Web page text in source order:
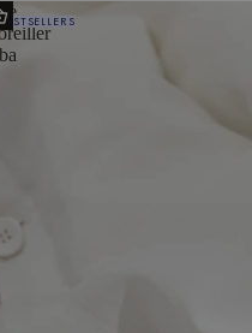
BESTSELLERS